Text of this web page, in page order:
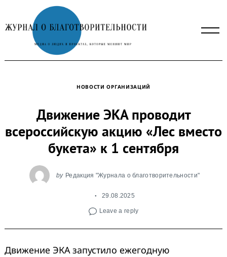
to
content
НОВОСТИ ОРГАНИЗАЦИЙ
Движение ЭКА проводит
всероссийскую акцию «Лес вместо
букета» к 1 сентября
by Редакция "Журнала о благотворительности"
29.08.2025
Leave a reply
Движение ЭКА запустило ежегодную